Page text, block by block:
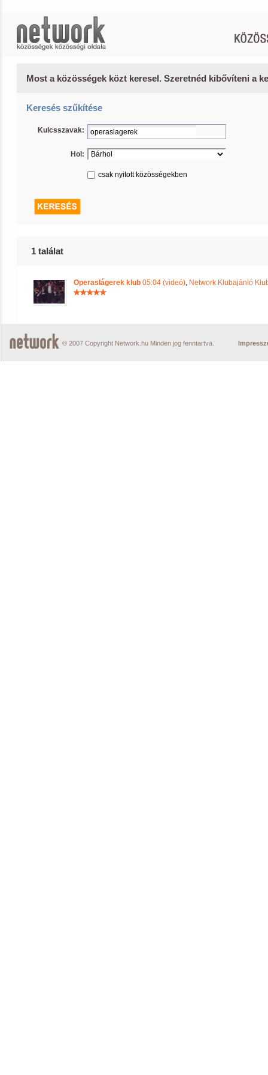
Most a közösségek közt keresel. Szeretnéd kibővíteni a
Keresés szűkítése
Kulcsszavak:
Hol:
csak nyitott közösségekben
1 találat
Operaslágerek klub 05:04 (videó), Network Klubajánló
© 2007 Copyright Network.hu Minden jog fenntartva.